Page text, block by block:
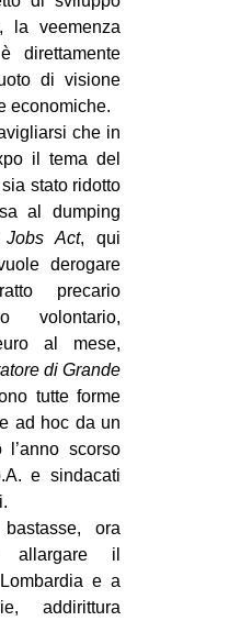
la veemenza
direttamente
di visione
economiche.
che in
il tema del
stato ridotto
al dumping
Jobs Act, qui
derogare
precario
volontario,
al mese,
di Grande
tutte forme
ad hoc da un
l’anno scorso
e sindacati
ora
allargare il
e a
addirittura